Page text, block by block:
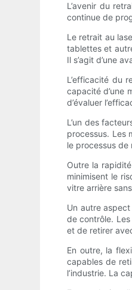
L’avenir du
continue de
Le retrait au
tablettes et
Il s’agit d’une
L’efficacité du
capacité d’une
d’évaluer
L’un des
processus. Les
le processus
Outre la
minimisent le
vitre arrière
Un autre
de contrôle.
et de retirer
En outre, la
capables de
l’industrie. La